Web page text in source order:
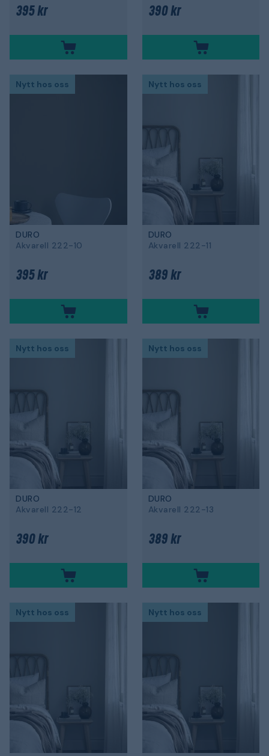
395 kr 390 kr
Nytt hos oss
DURO
Akvarell 222-10
395 kr
Nytt hos oss
DURO
Akvarell 222-11
389 kr
Nytt hos oss
DURO
Akvarell 222-12
390 kr
Nytt hos oss
DURO
Akvarell 222-13
389 kr
Nytt hos oss Nytt hos oss